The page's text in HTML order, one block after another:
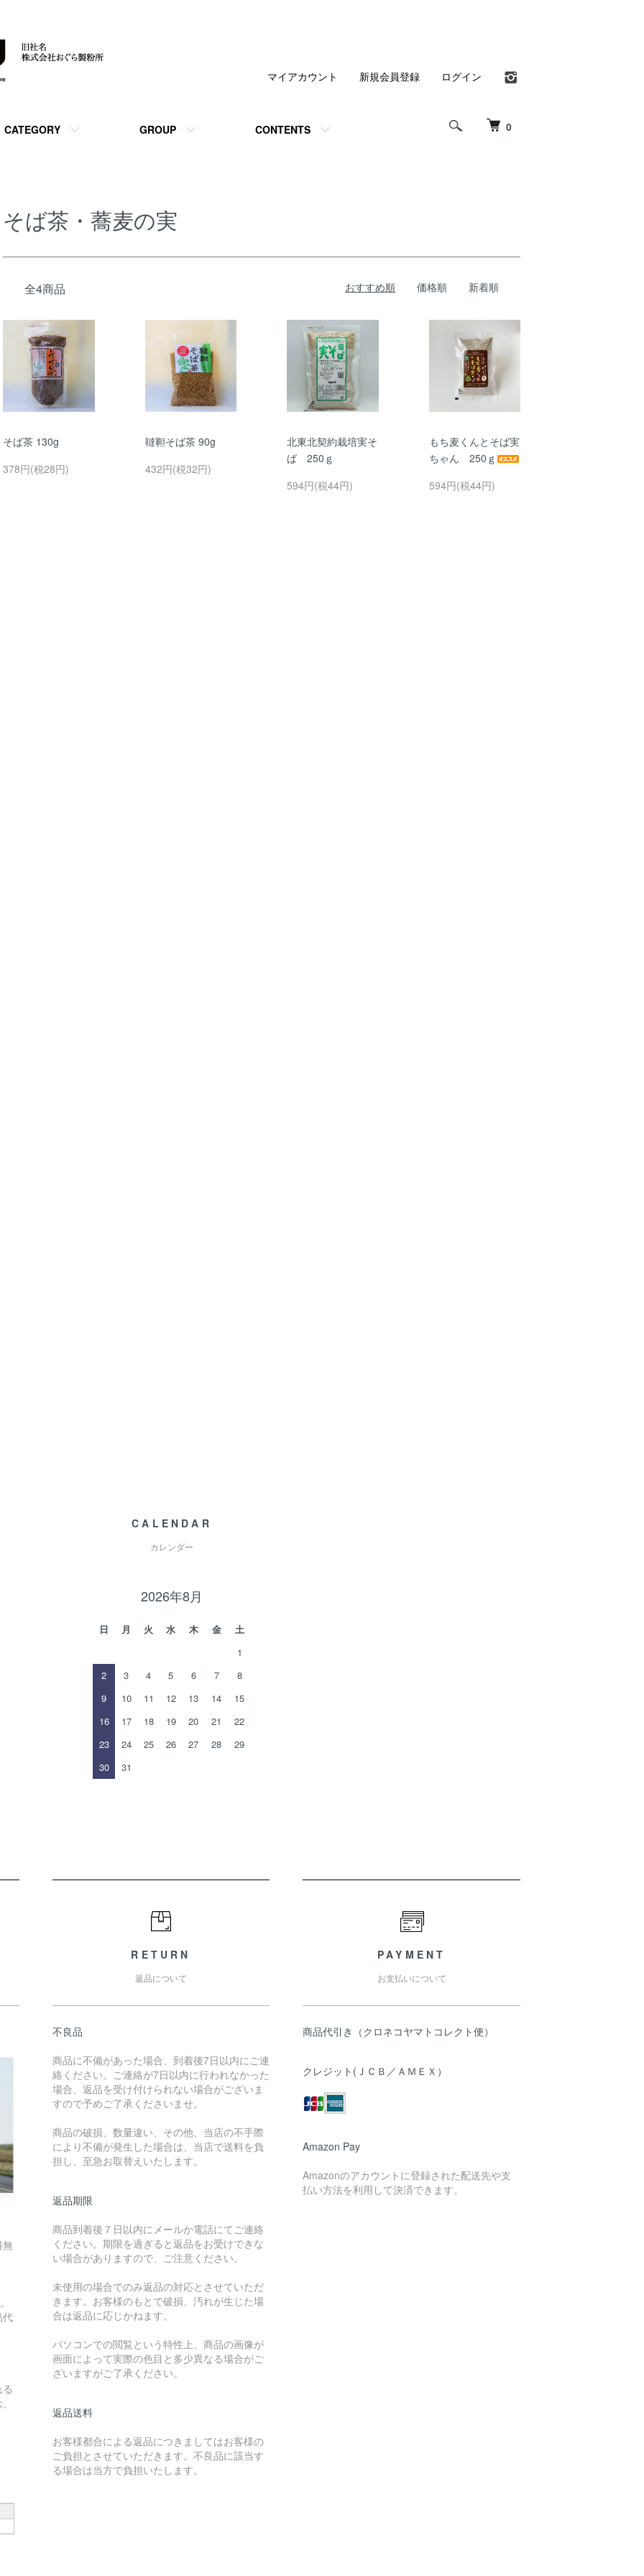
0
CATEGORY GROUP CONTENTS
マイアカウント 新規会員登録 ログイン
そば茶・蕎麦の実
全4商品 おすすめ順 価格順 新着順
そば茶 130g
378円(税28円)
韃靼そば茶 90g
432円(税32円)
北東北契約栽培実そ
ば 250ｇ
594円(税44円)
もち麦くんとそば実
ちゃん 250ｇ
594円(税44円)
CALENDAR
カレンダー
2026年8月
日 月 火 水 木 金
土
1
2
3 4 5 6 7
8
9
10 11 12 13 14
15
16
17 18 19 20 21
22
23
24 25 26 27 28
29
30
31
代
RETURN
返品について
不良品
商品に不備があった場合、到着後7日以内にご連
絡ください。ご連絡が7日以内に行われなかった
場合、返品を受け付けられない場合がございま
すので予めご了承くださいませ。
商品の破損、数量違い、その他、当店の不手際
により不備が発生した場合は、当店で送料を負
担し、至急お取替えいたします。
返品期限
商品到着後７日以内にメールか電話にてご連絡
ください。期限を過ぎると返品をお受けできな
い場合がありますので、ご注意ください。
未使用の場合でのみ返品の対応とさせていただ
きます。お客様のもとで破損、汚れが生じた場
合は返品に応じかねます。
パソコンでの閲覧という特性上、商品の画像が
画面によって実際の色目と多少異なる場合がご
ざいますがご了承ください。
返品送料
お客様都合による返品につきましてはお客様の
ご負担とさせていただきます。不良品に該当す
る場合は当方で負担いたします。
PAYMENT
お支払いについて
商品代引き（クロネコヤマトコレクト便）
クレジット(ＪＣＢ／ＡＭＥＸ）
Amazon Pay
Amazonのアカウントに登録された配送先や支
払い方法を利用して決済できます。